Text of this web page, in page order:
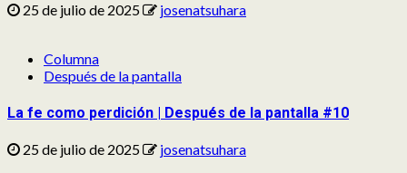
25 de julio de 2025 josenatsuhara
Columna
Después de la pantalla
La fe como perdición | Después de la pantalla #10
25 de julio de 2025 josenatsuhara